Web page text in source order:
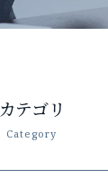
カテゴリ
Category